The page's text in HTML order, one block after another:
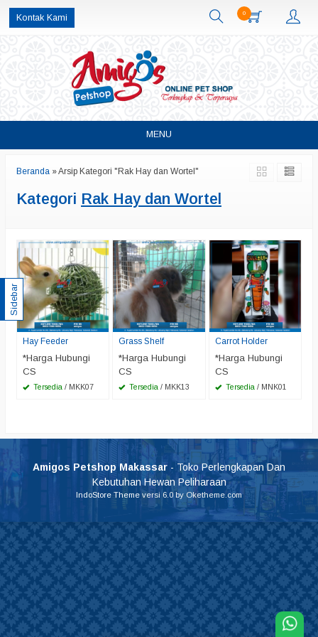
Kontak Kami 0
MENU
Beranda »Arsip Kategori "Rak Hay dan Wortel"
Kategori Rak Hay dan Wortel
Hay Feeder
*Harga Hubungi
CS
Tersedia / MKK07
Grass Shelf
*Harga Hubungi
CS
Tersedia / MKK13
Carrot Holder
*Harga Hubungi
CS
Tersedia / MNK01
Sidebar
Amigos Petshop Makassar - Toko Perlengkapan Dan
Kebutuhan Hewan Peliharaan
IndoStore Theme versi 6.0 by Oketheme.com